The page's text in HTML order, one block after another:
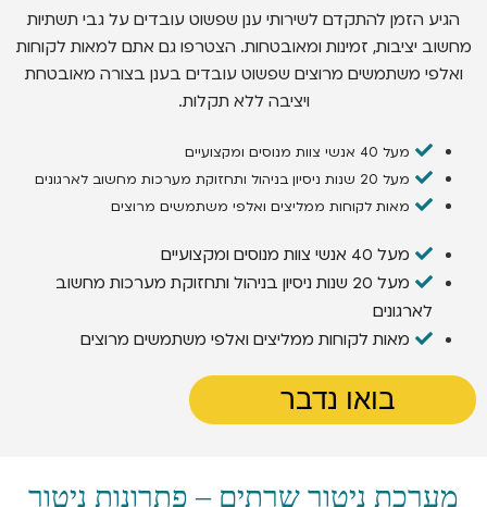
הגיע הזמן להתקדם לשירותי ענן שפשוט עובדים על גבי תשתיות
מחשוב יציבות, זמינות ומאובטחות. הצטרפו גם אתם למאות לקוחות
ואלפי משתמשים מרוצים שפשוט עובדים בענן בצורה מאובטחת
ויציבה ללא תקלות.
מעל 40 אנשי צוות מנוסים ומקצועיים
מעל 20 שנות ניסיון בניהול ותחזוקת מערכות מחשוב לארגונים
מאות לקוחות ממליצים ואלפי משתמשים מרוצים
מעל 40 אנשי צוות מנוסים ומקצועיים
מעל 20 שנות ניסיון בניהול ותחזוקת מערכות מחשוב
לארגונים
מאות לקוחות ממליצים ואלפי משתמשים מרוצים
בואו נדבר
מערכת ניטור שרתים – פתרונות ניטור